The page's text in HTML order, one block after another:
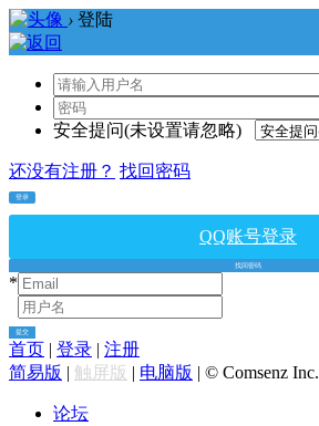
› 登陆
安全提问(未设置请忽略)
还没有注册？ 找回密码
登录
QQ账号登录
找回密码
*
提交
首页 | 登录 | 注册
简易版 | 触屏版 | 电脑版 | © Comsenz Inc.
论坛